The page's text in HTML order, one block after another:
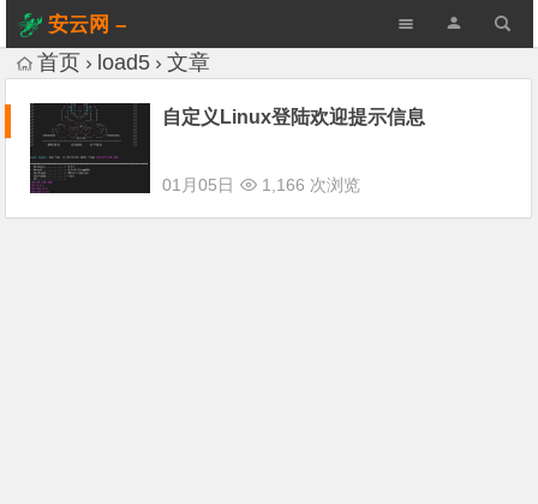
安云网 –
AnYun.ORG
首页 load5 文章
自定义Linux登陆欢迎提示信息
01月05日 1,166 次浏览